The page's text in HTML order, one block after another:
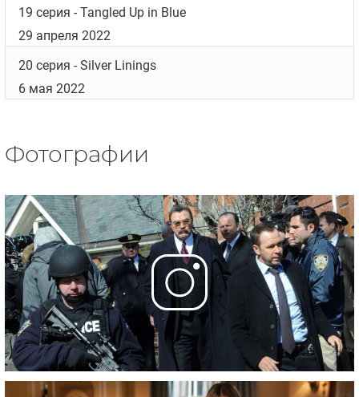
19 серия - Tangled Up in Blue
29 апреля 2022
20 серия - Silver Linings
6 мая 2022
Фотографии